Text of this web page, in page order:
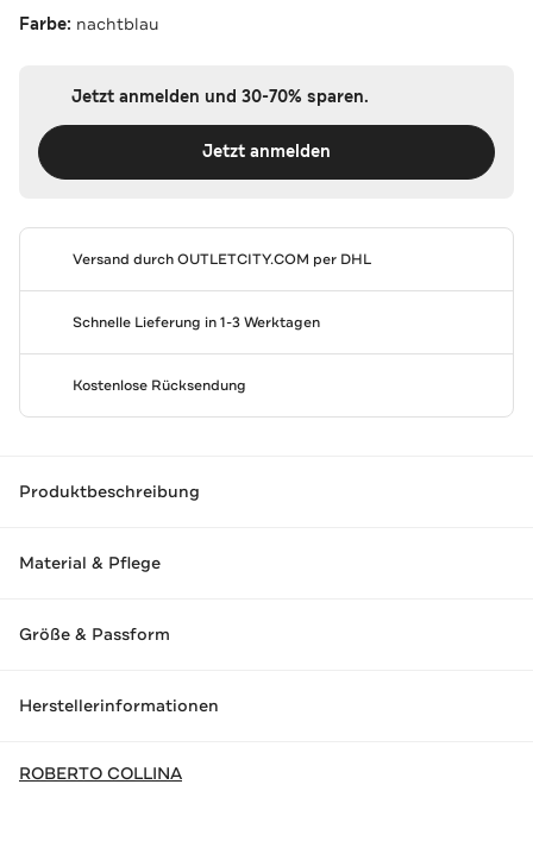
Farbe: nachtblau
Jetzt anmelden und 30-70% sparen.
Jetzt anmelden
Versand durchOUTLETCITY.COM per DHL
Schnelle Lieferung in 1-3 Werktagen
Kostenlose Rücksendung
Produktbeschreibung
Material & Pflege
Größe & Passform
Herstellerinformationen
ROBERTO COLLINA